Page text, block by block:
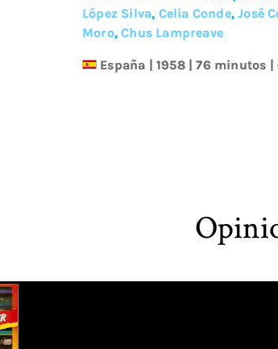
López Silva, Celia Conde,José
Moro,Chus Lampreave
España |1958 | 76 minutos |